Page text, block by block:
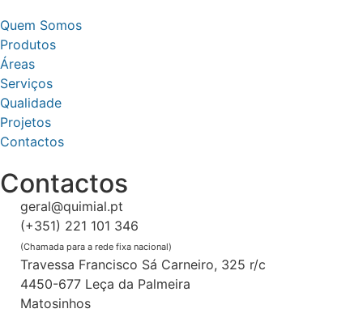
Quem Somos
Produtos
Áreas
Serviços
Qualidade
Projetos
Contactos
Contactos
geral@quimial.pt
(+351) 221 101 346
(Chamada para a rede fixa nacional)
Travessa Francisco Sá Carneiro, 325 r/c
4450-677 Leça da Palmeira
Matosinhos